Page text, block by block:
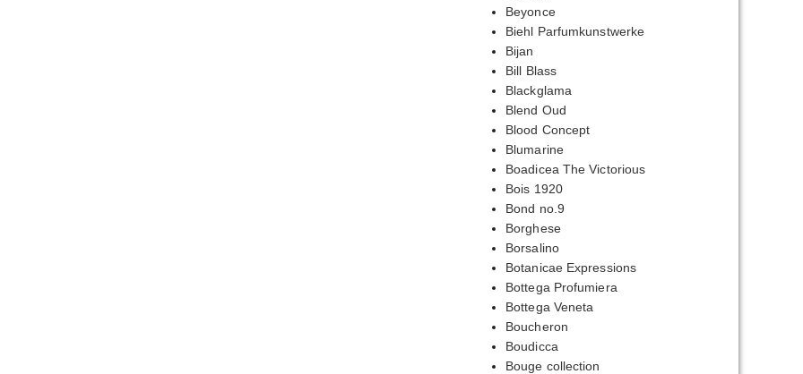
Beyonce
Biehl Parfumkunstwerke
Bijan
Bill Blass
Blackglama
Blend Oud
Blood Concept
Blumarine
Boadicea The Victorious
Bois 1920
Bond no.9
Borghese
Borsalino
Botanicae Expressions
Bottega Profumiera
Bottega Veneta
Boucheron
Boudicca
Bouge collection